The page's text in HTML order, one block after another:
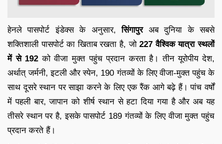
हेनले पासपोर्ट इंडेक्स के अनुसार,सिंगापुरअब दुनिया के सबसे
शक्तिशाली पासपोर्ट का खिताब रखता है, जो227 वैश्विक यात्रा स्थलों
में से 192 को वीजा मुक्त पहुंच प्रदान करता है। तीन यूरोपीय देश,
अर्थात् जर्मनी, इटली और स्पेन, 190 गंतव्यों के लिए वीजा-मुक्त पहुंच के
साथ दूसरे स्थान पर साझा करने के लिए एक रैंक आगे बढ़े हैं। पांच वर्षों
में पहली बार, जापान को शीर्ष स्थान से हटा दिया गया है और अब यह
तीसरे स्थान पर है, इसके पासपोर्ट 189 गंतव्यों के लिए वीजा मुक्त पहुंच
प्रदान करते हैं।